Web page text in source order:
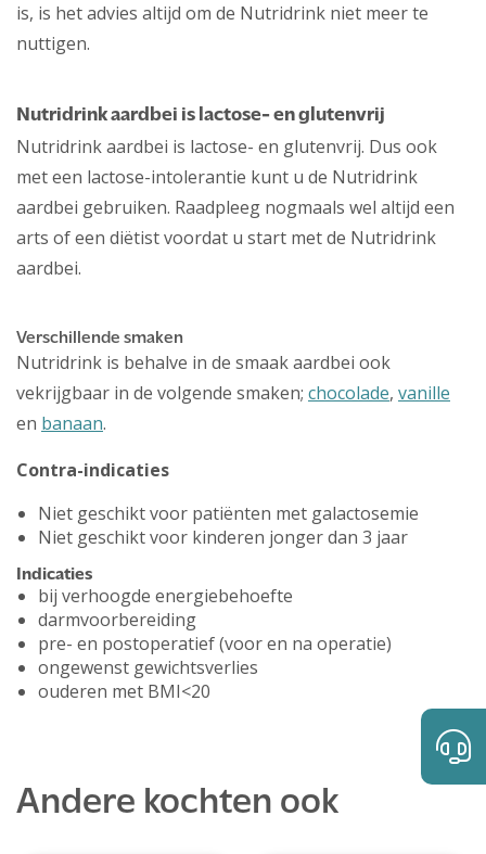
is, is het advies altijd om de Nutridrink niet meer te
nuttigen.
Nutridrink aardbei is lactose- en glutenvrij
Nutridrink aardbei is lactose- en glutenvrij. Dus ook
met een lactose-intolerantie kunt u de Nutridrink
aardbei gebruiken. Raadpleeg nogmaals wel altijd een
arts of een diëtist voordat u start met de Nutridrink
aardbei.
Verschillende smaken
Nutridrink is behalve in de smaak aardbei ook
vekrijgbaar in de volgende smaken; chocolade, vanille
en banaan.
Contra-indicaties
Niet geschikt voor patiënten met galactosemie
Niet geschikt voor kinderen jonger dan 3 jaar
Indicaties
bij verhoogde energiebehoefte
darmvoorbereiding
pre- en postoperatief (voor en na operatie)
ongewenst gewichtsverlies
ouderen met BMI<20
Andere kochten ook